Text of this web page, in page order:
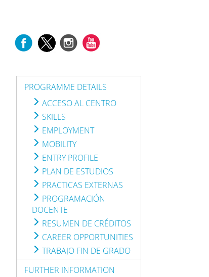
PROGRAMME DETAILS
ACCESO AL CENTRO
SKILLS
EMPLOYMENT
MOBILITY
ENTRY PROFILE
PLAN DE ESTUDIOS
PRACTICAS EXTERNAS
PROGRAMACIÓN
DOCENTE
RESUMEN DE CRÉDITOS
CAREER OPPORTUNITIES
TRABAJO FIN DE GRADO
FURTHER INFORMATION